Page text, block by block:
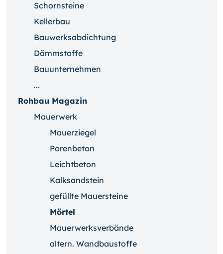
Schornsteine
Kellerbau
Bauwerksabdichtung
Dämmstoffe
Bauunternehmen
...
Rohbau Magazin
Mauerwerk
Mauerziegel
Porenbeton
Leichtbeton
Kalksandstein
gefüllte Mauersteine
Mörtel
Mauerwerksverbände
altern. Wandbaustoffe